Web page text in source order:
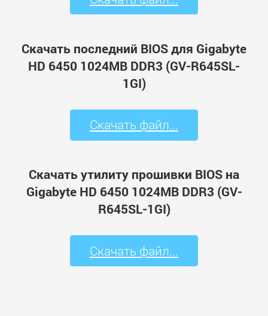
Скачать последний BIOS для Gigabyte
HD 6450 1024MB DDR3 (GV-R645SL-
1GI)
Скачать файл...
Скачать утилиту прошивки BIOS на
Gigabyte HD 6450 1024MB DDR3 (GV-
R645SL-1GI)
Скачать файл...